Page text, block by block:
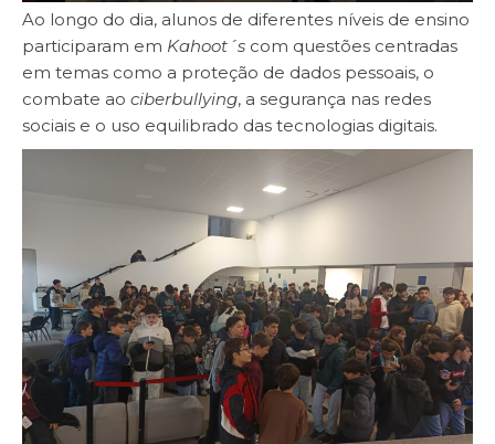
Ao longo do dia, alunos de diferentes níveis de ensino
participaram em Kahoot´s com questões centradas
em temas como a proteção de dados pessoais, o
combate ao ciberbullying, a segurança nas redes
sociais e o uso equilibrado das tecnologias digitais.